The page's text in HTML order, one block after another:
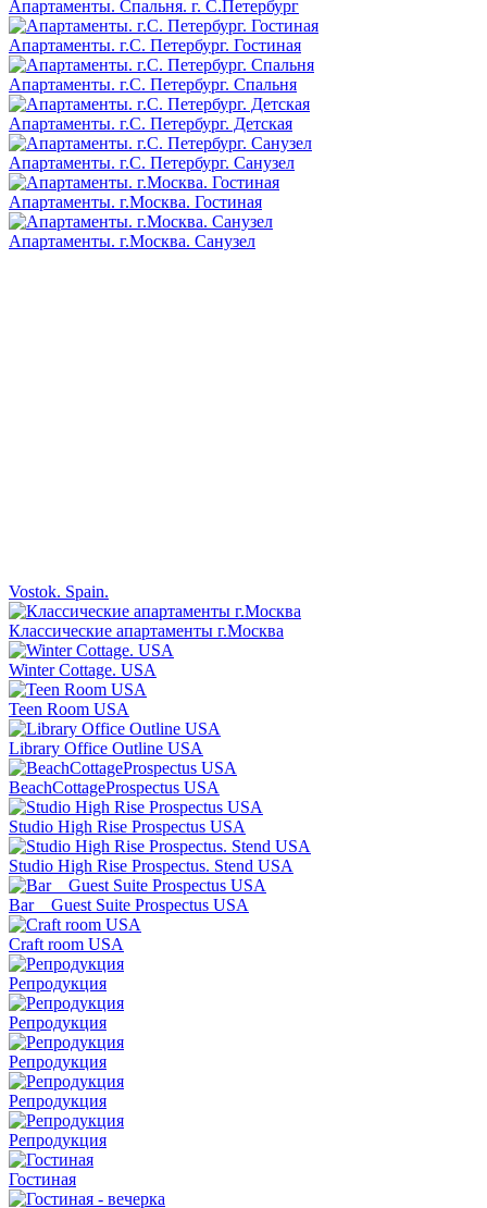
Апартаменты. Спальня. г. С.Петербург
Апартаменты. г.С. Петербург. Гостиная
Апартаменты. г.С. Петербург. Спальня
Апартаменты. г.С. Петербург. Детская
Апартаменты. г.С. Петербург. Санузел
Апартаменты. г.Москва. Гостиная
Апартаменты. г.Москва. Санузел
Vostok. Spain.
Классические апартаменты г.Москва
Winter Cottage. USA
Teen Room USA
Library Office Outline USA
BeachCottageProspectus USA
Studio High Rise Prospectus USA
Studio High Rise Prospectus. Stend USA
Bar _ Guest Suite Prospectus USA
Craft room USA
Репродукция
Репродукция
Репродукция
Репродукция
Репродукция
Гостиная